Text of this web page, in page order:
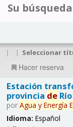
Su
| | Seleccionar
Hacer reserva
Estación
provincia de
por Agua y Energía
Idioma: Español